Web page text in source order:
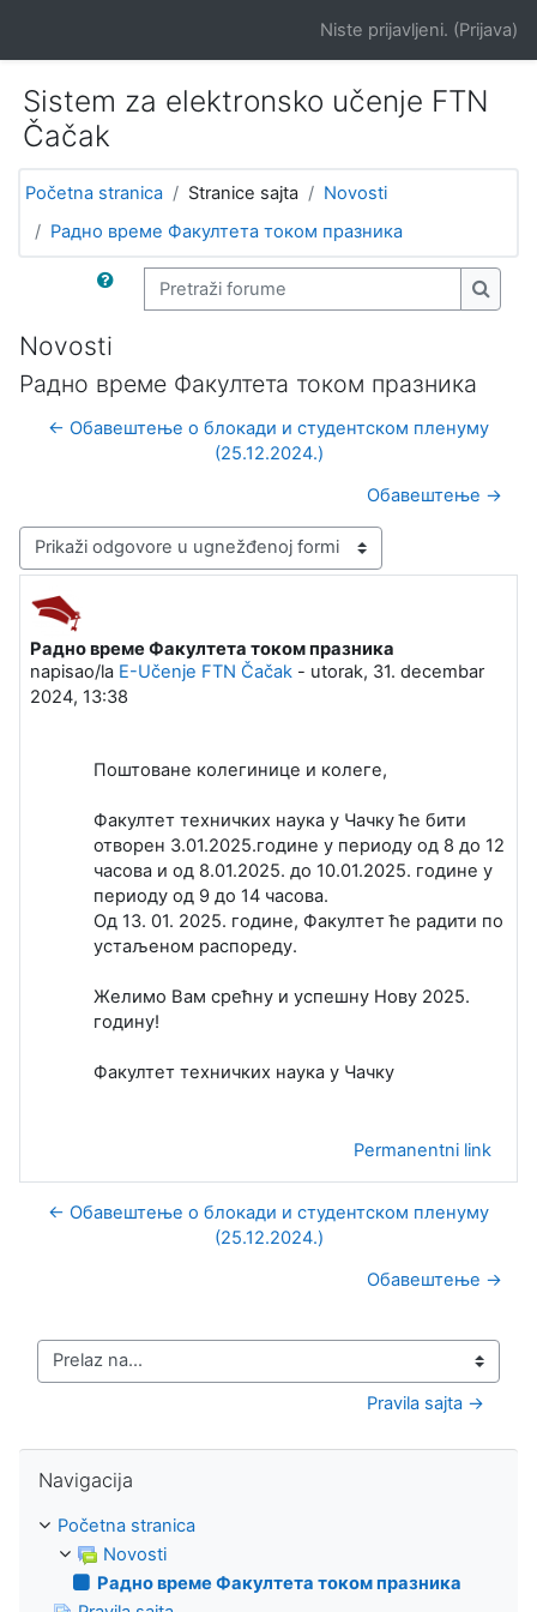
Niste prijavljeni. (Prijava)
Sistem za elektronsko učenje FTN
Čačak
Početna stranica Stranice sajta
Novosti
Радно време Факултета током празника
Pretraži forume
Novosti
Радно време Факултета током празника
← Обавештење о блокади и студентском пленуму
(25.12.2024.)
Обавештење →
Način prikazivanja
Радно време Факултета током празника
napisao/la E-Učenje FTN Čačak - utorak, 31. decembar
2024, 13:38
Broj odgovora: 0
Поштоване колегинице и колеге,
Факултет техничких наука у Чачку ће бити
отворен 3.01.2025.године у периоду од 8 до 12
часова и од 8.01.2025. до 10.01.2025. године у
периоду од 9 до 14 часова.
Од 13. 01. 2025. године, Факултет ће радити по
устаљеном распореду.
Желимо Вам срећну и успешну Нову 2025.
годину!
Факултет техничких наука у Чачку
Permanentni link
← Обавештење о блокади и студентском пленуму
(25.12.2024.)
Обавештење →
Prelaz na...
Pravila sajta →
Navigacija
Početna stranica
Novosti
Радно време Факултета током празника